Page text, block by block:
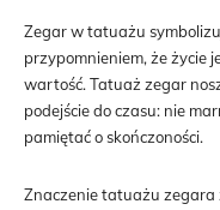
Zegar w tatuażu
przypomnieniem, że życie
wartość. Tatuaż zegar
podejście do czasu: nie
pamiętać o skończoności.
Znaczenie tatuażu zegara